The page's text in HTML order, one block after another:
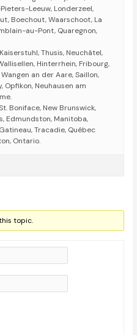
Leeuw, Londerzeel,
Boechout, Waarschoot, La
au-Pont, Quaregnon,
Thusis, Neuchâtel,
Hinterrhein, Fribourg,
an der Aare, Saillon,
Opfikon, Neuhausen am
Boniface, New Brunswick,
Edmundston, Manitoba,
Tracadie, Québec
Ontario.
topic.